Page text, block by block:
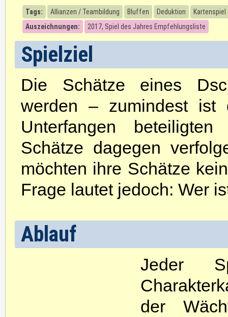
Tags: Allianzen / Teambildung Bluffen Deduktion
Kartenspiel
Auszeichnungen:
2017, Spiel des Jahres Empfehlungsliste
Spielziel
Die Schätze eines
werden – zumindest
Unterfangen
Schätze dagegen
möchten ihre Schätze
Frage lautet jedoch: Wer
Ablauf
Jeder
der